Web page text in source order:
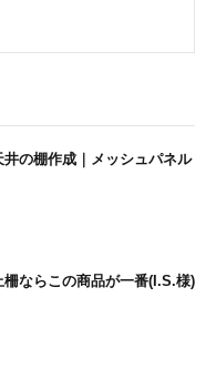
の棚作成｜メッシュパネル
ならこの商品が一番(I.S.様)